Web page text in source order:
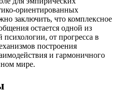
ориентированных
заключить, что комплексное
остается одной из
психологии, от прогресса в
построения
и гармоничного
мире.